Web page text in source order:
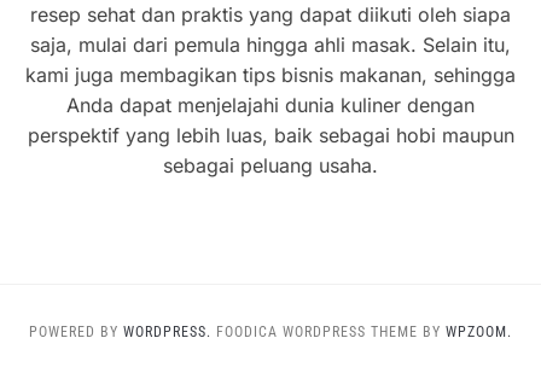
resep sehat dan praktis yang dapat diikuti oleh siapa
saja, mulai dari pemula hingga ahli masak. Selain itu,
kami juga membagikan tips bisnis makanan, sehingga
Anda dapat menjelajahi dunia kuliner dengan
perspektif yang lebih luas, baik sebagai hobi maupun
sebagai peluang usaha.
POWERED BY WORDPRESS. FOODICA WORDPRESS THEME BY WPZOOM.